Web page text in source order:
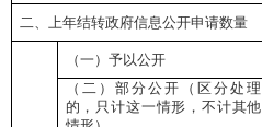
二、上年结转政府信息公开申请数量
（一）予以公开
（二）部分公开（区分处理
的，只计这一情形，不计其他